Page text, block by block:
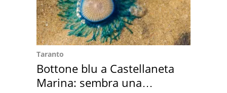
Taranto
Bottone blu a Castellaneta
Marina: sembra una